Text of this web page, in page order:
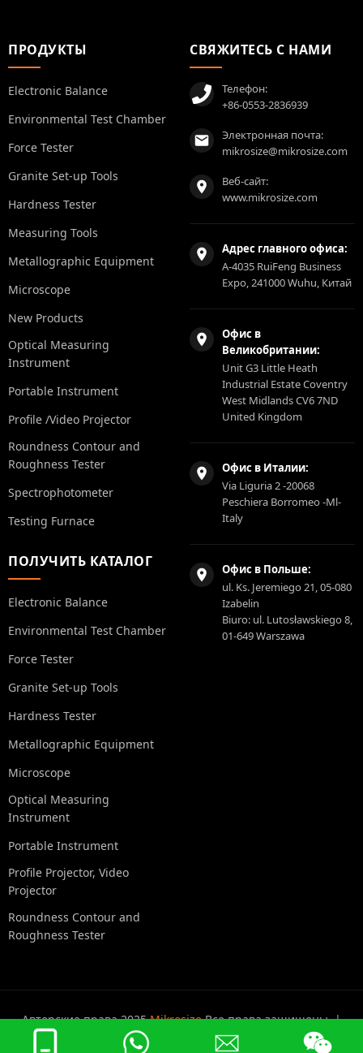
ПРОДУКТЫ
Electronic Balance
Environmental Test Chamber
Force Tester
Granite Set-up Tools
Hardness Tester
Measuring Tools
Metallographic Equipment
Microscope
New Products
Optical Measuring
Instrument
Portable Instrument
Profile /Video Projector
Roundness Contour and
Roughness Tester
Spectrophotometer
Testing Furnace
ПОЛУЧИТЬ КАТАЛОГ
Electronic Balance
Environmental Test Chamber
Force Tester
Granite Set-up Tools
Hardness Tester
Metallographic Equipment
Microscope
Optical Measuring
Instrument
Portable Instrument
Profile Projector, Video
Projector
Roundness Contour and
Roughness Tester
СВЯЖИТЕСЬ С НАМИ
Телефон:
+86-0553-2836939
Электронная почта:
mikrosize@mikrosize.com
Веб-сайт:
www.mikrosize.com
Адрес главного офиса:
A-4035 RuiFeng Business
Expo, 241000 Wuhu, Китай
Офис в
Великобритании:
Unit G3 Little Heath
Industrial Estate Coventry
West Midlands CV6 7ND
United Kingdom
Офис в Италии:
Via Liguria 2 -20068
Peschiera Borromeo -Ml-
Italy
Офис в Польше:
ul. Ks. Jeremiego 21, 05-080
Izabelin
Biuro: ul. Lutosławskiego 8,
01-649 Warszawa
Авторские права 2025MikrosizeВсе права защищены. |
Политика конфиденциальности| Карта сайта